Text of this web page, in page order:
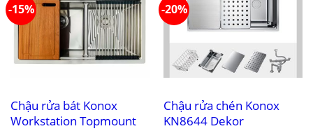
-15%
Chậu rửa bát Konox
Workstation Topmount
-20%
Chậu rửa chén Konox
KN8644 Dekor